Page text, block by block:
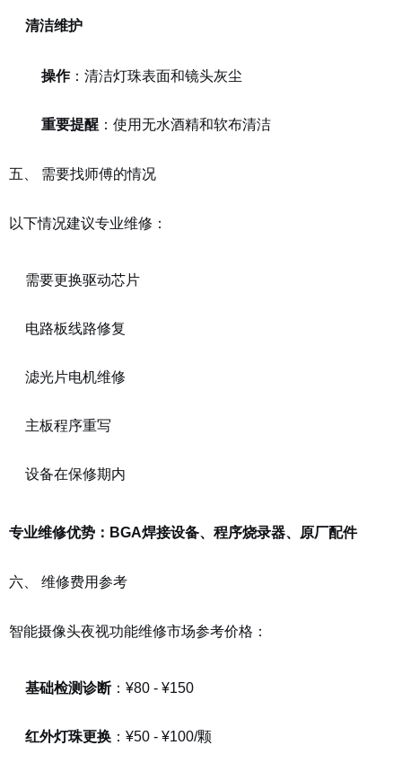
清洁维护
操作：清洁灯珠表面和镜头灰尘
重要提醒 ：使用无水酒精和软布清洁
五、 需要找师傅的情况
以下情况建议专业维修：
需要更换驱动芯片
电路板线路修复
滤光片电机维修
主板程序重写
设备在保修期内
专业维修优势：BGA焊接设备、程序烧录器、原厂配件
六、 维修费用参考
智能摄像头夜视功能维修市场参考价格：
基础检测诊断：¥80 - ¥150
红外灯珠更换 ：¥50 - ¥100/颗